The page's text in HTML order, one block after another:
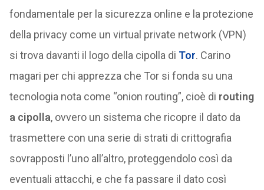
fondamentale per la sicurezza online e la protezione
della privacy come un virtual private network (VPN)
si trova davanti il logo della cipolla di Tor. Carino
magari per chi apprezza che Tor si fonda su una
tecnologia nota come “onion routing”, cioè di routing
a cipolla, ovvero un sistema che ricopre il dato da
trasmettere con una serie di strati di crittografia
sovrapposti l’uno all’altro, proteggendolo così da
eventuali attacchi, e che fa passare il dato così